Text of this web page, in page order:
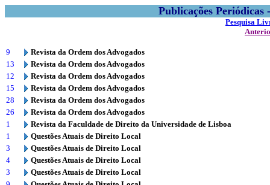
Publicações
Pesquisa
9
Revista da Ordem dos Advogados
13
Revista da Ordem dos Advogados
12
Revista da Ordem dos Advogados
15
Revista da Ordem dos Advogados
28
Revista da Ordem dos Advogados
26
Revista da Ordem dos Advogados
1
Revista da Faculdade de Direito da Universidade de Lisboa
1
Questões Atuais de Direito Local
3
Questões Atuais de Direito Local
4
Questões Atuais de Direito Local
3
Questões Atuais de Direito Local